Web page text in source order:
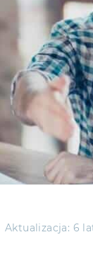
Aktualizacja: 6